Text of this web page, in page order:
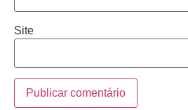
Site